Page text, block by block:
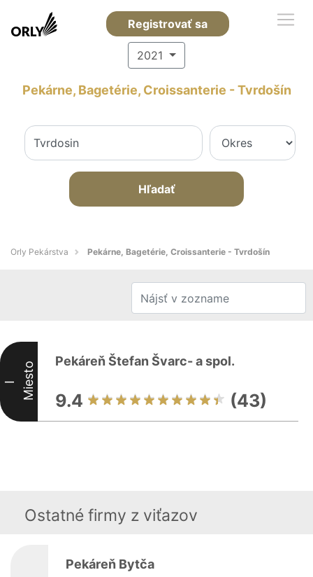
Registrovať sa
2021
Pekárne, Bagetérie, Croissanterie - Tvrdošín
Hľadať
Orly Pekárstva Pekárne, Bagetérie, Croissanterie - Tvrdošín
I Miesto Pekáreň Štefan Švarc- a spol.
9.4 (43)
Ostatné firmy z viťazov
Pekáreň Bytča